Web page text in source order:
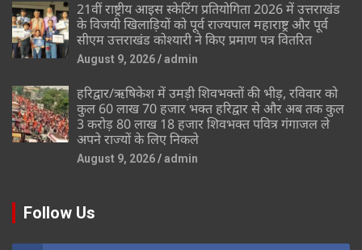
21वीं राष्ट्रीय आइस स्केटिंग प्रतियोगिता 2026 में उत्तराखंड
के विजयी खिलाड़ियों को पूर्व राज्यपाल महाराष्ट्र और पूर्व
सीएम उत्तराखंड कोश्यारी ने किए प्रमाण पत्र वितरित
August 9, 2026 admin
हरिद्वार/ऋषिकेश में उमड़ी शिवभक्तों की भीड़, रविवार को
कुल 60 लाख 70 हजार भक्त हरिद्वार से और अब तक कुल
3 करोड़ 80 लाख 18 हजार शिवभक्त पवित्र गंगाजल ले
अपने राज्यों के लिए निकले
August 9, 2026 admin
Follow Us